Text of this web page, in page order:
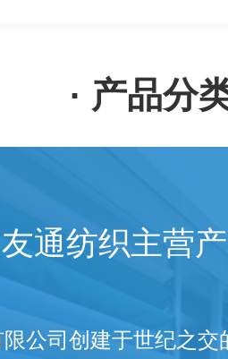
· 产品分
友通纺织主营
公司创建于世纪之交